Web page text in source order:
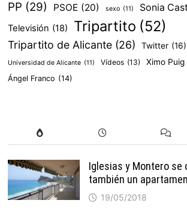
PP (29) PSOE (20) sexo (11) Sonia
Televisión (18) Tripartito (52)
Tripartito de Alicante (26) Twitter (16)
Universidad de Alicante (11) Vídeos (13) Ximo Puig
Ángel Franco (14)
Iglesias y Montero se
también un
19/05/2018